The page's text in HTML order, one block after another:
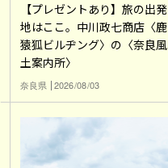
【プレゼントあり】旅の出発
地はここ。中川政七商店〈鹿
猿狐ビルヂング〉の〈奈良風
土案内所〉
奈良県 2026/08/03